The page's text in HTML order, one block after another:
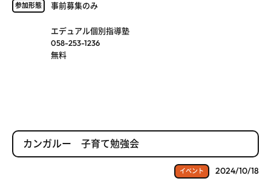
参加形態 事前募集のみ
エデュアル個別指導塾
058-253-1236
無料
カンガルー 子育て勉強会
イベント 2024/10/18